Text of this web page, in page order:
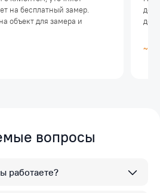
на бесплатный замер.
объект для замера и
~20
вопросы
работаете?